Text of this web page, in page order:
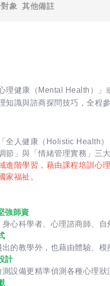
象 其他備註
理健康（Mental Health）
知識與諮商探問技巧，全程
全人健康（Holistic Health
節」與「情緒管理實務」三
進階學習，藉由課程培訓心
家福祉。
強師資
心科學者、心理諮商師、
的教學外，也藉由體驗、
計
設備更精準偵測各種心理